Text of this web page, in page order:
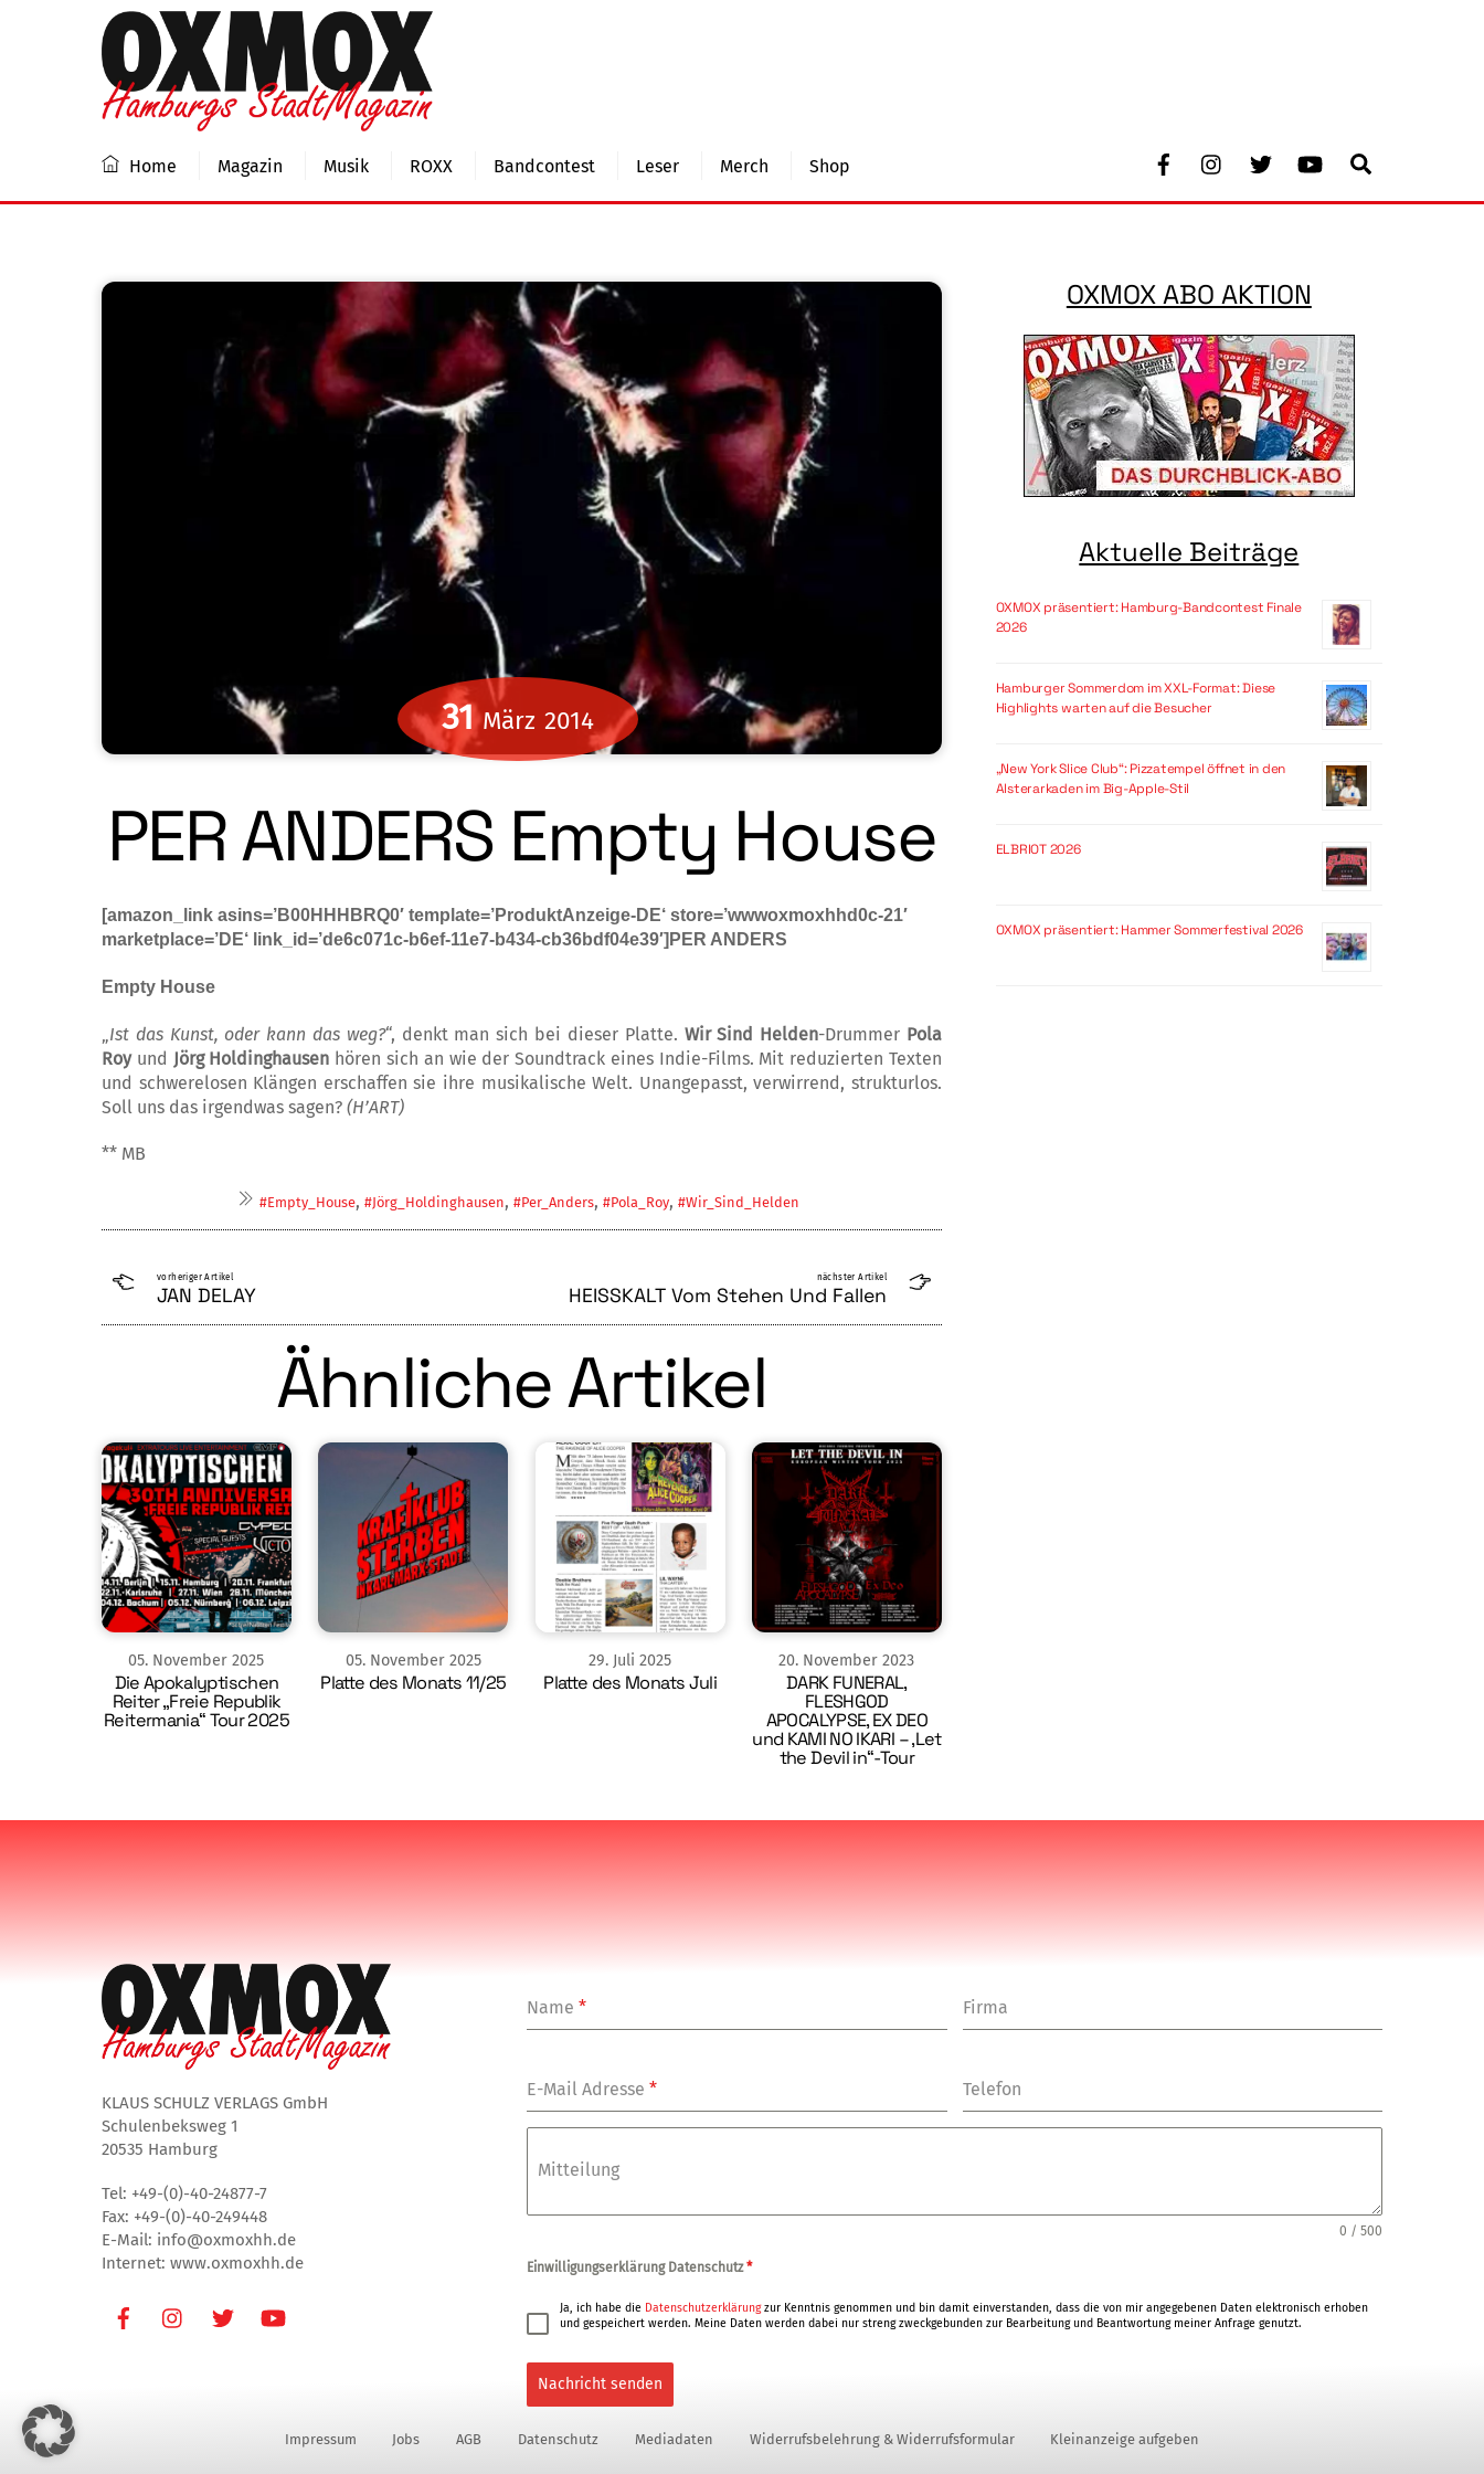
Facebook Youtube
Home Magazin Musik ROXX Bandcontest Leser Merch Shop
31 März 2014
PER ANDERS Empty House
[amazon_link asins=’B00HHHBRQ0′ template=’ProduktAnzeige-DE‘ store=’wwwoxmoxhhd0c-21′
marketplace=’DE‘ link_id=’de6c071c-b6ef-11e7-b434-cb36bdf04e39′]PER ANDERS
Empty House
Ist das Kunst, oder kann das weg?“, denkt man sich bei dieser Platte. Wir Sind Helden-Drummer Pola
Royund Jörg Holding­hau­sen hören sich an wie der Soundtrack eines In­­die-Films. Mit reduzierten Texten
und schwe­­­relosen Klängen erschaffen sie ihre mu­sikalische Welt. Unangepasst, verwirrend, strukturlos.
Soll uns das irgendwas sagen? (H’ART)
** MB
#Empty_House, #Jörg_Holding­hau­sen, #Per_Anders, #Pola_Roy, #Wir_Sind_Helden
vorheriger Artikel
JAN DELAY
nächster Artikel
HEISSKALT Vom Stehen Und Fallen
Ähnliche Artikel
05. November 2025
Die Apokalyptischen
Reiter „Freie Republik
Reitermania“ Tour 2025
05. November 2025
Platte des Monats 11/25
29. Juli 2025
Platte des Monats Juli
20. November 2023
DARK FUNERAL,
FLESHGOD
APOCALYPSE, EX DEO
und KAMI NO IKARI – ‚Let
the Devil in“-Tour
OXMOX ABO AKTION
Aktuelle Beiträge
OXMOX präsentiert: Hamburg-Bandcontest Finale
2026
Hamburger Sommerdom im XXL-Format: Diese
Highlights warten auf die Besucher
„New York Slice Club“: Pizzatempel öffnet in den
Alsterarkaden im Big-Apple-Stil
ELBRIOT 2026
OXMOX präsentiert: Hammer Sommerfestival 2026
KLAUS SCHULZ VERLAGS GmbH
Schulenbeksweg 1
20535 Hamburg
Tel: +49-(0)-40-24877-7
Fax: +49-(0)-40-249448
E-Mail: info@oxmoxhh.de
Internet: www.oxmoxhh.de
FacebookInstagramTwitter
Name* Firma
E-Mail Adresse* Telefon
Mitteilung
0 / 500
Einwilligungserklärung Datenschutz*
Ja, ich habe die Datenschutzerklärungzur Kenntnis genommen und bin damit einverstanden, dass die von mir angegebenen Daten elektronisch erhoben
und gespeichert werden. Meine Daten werden dabei nur streng zweckgebunden zur Bearbeitung und Beantwortung meiner Anfrage genutzt.
Nachricht senden
Impressum Jobs AGB Datenschutz Mediadaten Widerrufsbelehrung & Widerrufsformular Kleinanzeige aufgeben